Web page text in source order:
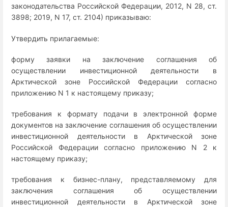
законодательства Российской Федерации, 2012, N 28, ст.
3898; 2019, N 17, ст. 2104) приказываю:
Утвердить прилагаемые:
форму заявки на заключение соглашения об
осуществлении инвестиционной деятельности в
Арктической зоне Российской Федерации согласно
приложению N 1 к настоящему приказу;
требования к формату подачи в электронной форме
документов на заключение соглашения об осуществлении
инвестиционной деятельности в Арктической зоне
Российской Федерации согласно приложению N 2 к
настоящему приказу;
требования к бизнес-плану, представляемому для
заключения соглашения об осуществлении
инвестиционной деятельности в Арктической зоне